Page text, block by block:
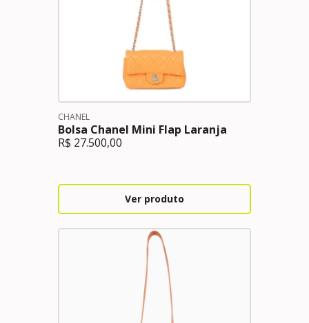
CHANEL
Bolsa Chanel Mini Flap Laranja
R$ 27.500,00
Ver produto